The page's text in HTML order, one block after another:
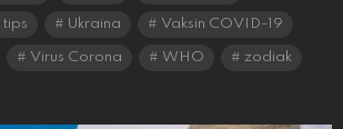
tips Ukraina Vaksin COVID-19
Virus Corona WHO zodiak